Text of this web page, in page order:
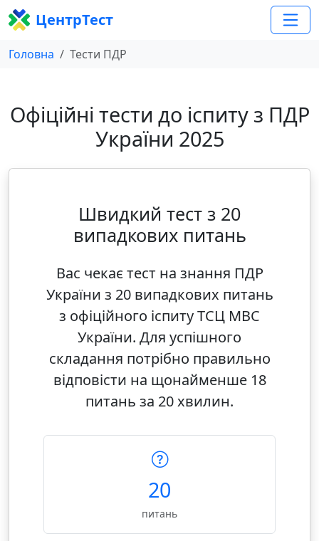
ЦентрТест
Головна Тести ПДР
Офіційні тести до іспиту з ПДР
України 2025
Швидкий тест з 20
випадкових питань
Вас чекає тест на знання ПДР
України з 20 випадкових питань
з офіційного іспиту ТСЦ МВС
України. Для успішного
складання потрібно правильно
відповісти на щонайменше 18
питань за 20 хвилин.
20
питань